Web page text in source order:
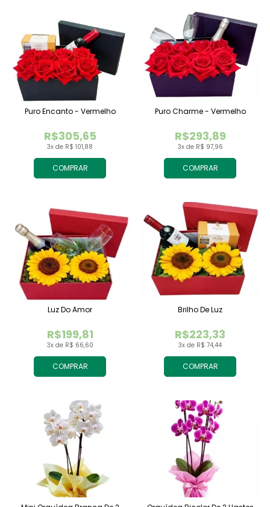
COMPRAR
3x de R$ 101,88
R$305,65
Puro Encanto - Vermelho
COMPRAR
3x de R$ 97,96
R$293,89
Puro Charme - Vermelho
COMPRAR
3x de R$ 66,60
R$199,81
Luz Do Amor
COMPRAR
3x de R$ 74,44
R$223,33
Brilho De Luz